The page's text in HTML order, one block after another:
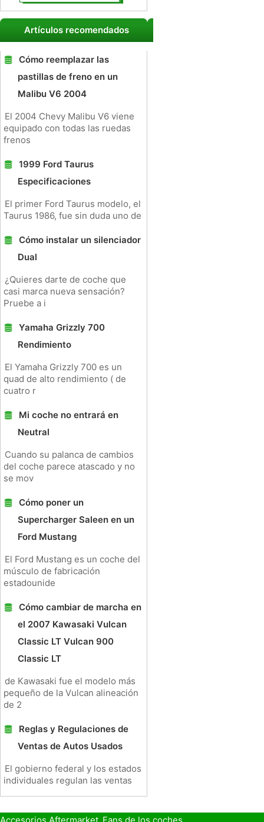
Artículos recomendados
Cómo reemplazar las
pastillas de freno en un
Malibu V6 2004
El 2004 Chevy Malibu V6 viene
equipado con todas las ruedas
frenos
1999 Ford Taurus
Especificaciones
El primer Ford Taurus modelo, el
Taurus 1986, fue sin duda uno de
Cómo instalar un silenciador
Dual
¿Quieres darte de coche que
casi marca nueva sensación?
Pruebe a i
Yamaha Grizzly 700
Rendimiento
El Yamaha Grizzly 700 es un
quad de alto rendimiento ( de
cuatro r
Mi coche no entrará en
Neutral
Cuando su palanca de cambios
del coche parece atascado y no
se mov
Cómo poner un
Supercharger Saleen en un
Ford Mustang
El Ford Mustang es un coche del
músculo de fabricación
estadounide
Cómo cambiar de marcha en
el 2007 Kawasaki Vulcan
Classic LT Vulcan 900
Classic LT
de Kawasaki fue el modelo más
pequeño de la Vulcan alineación
de 2
Reglas y Regulaciones de
Ventas de Autos Usados ​​
El gobierno federal y los estados
individuales regulan las ventas